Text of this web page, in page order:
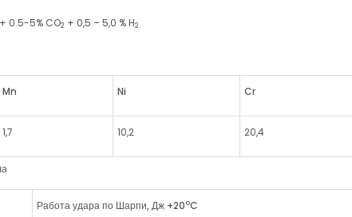
0.5-5% CO2 + 0,5 – 5,0 % H2
Mn Ni Cr
1,7 10,2 20,4
Работа удара по Шарпи, Дж +20oC